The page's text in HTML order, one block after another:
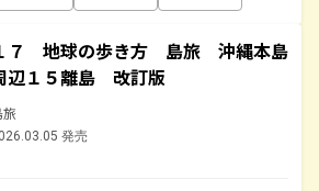
７ 地球の歩き方 島旅 沖縄本島
辺１５離島 改訂版
旅
発売